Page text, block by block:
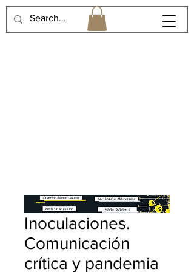
Inoculaciones.
Comunicación
crítica y pandemia